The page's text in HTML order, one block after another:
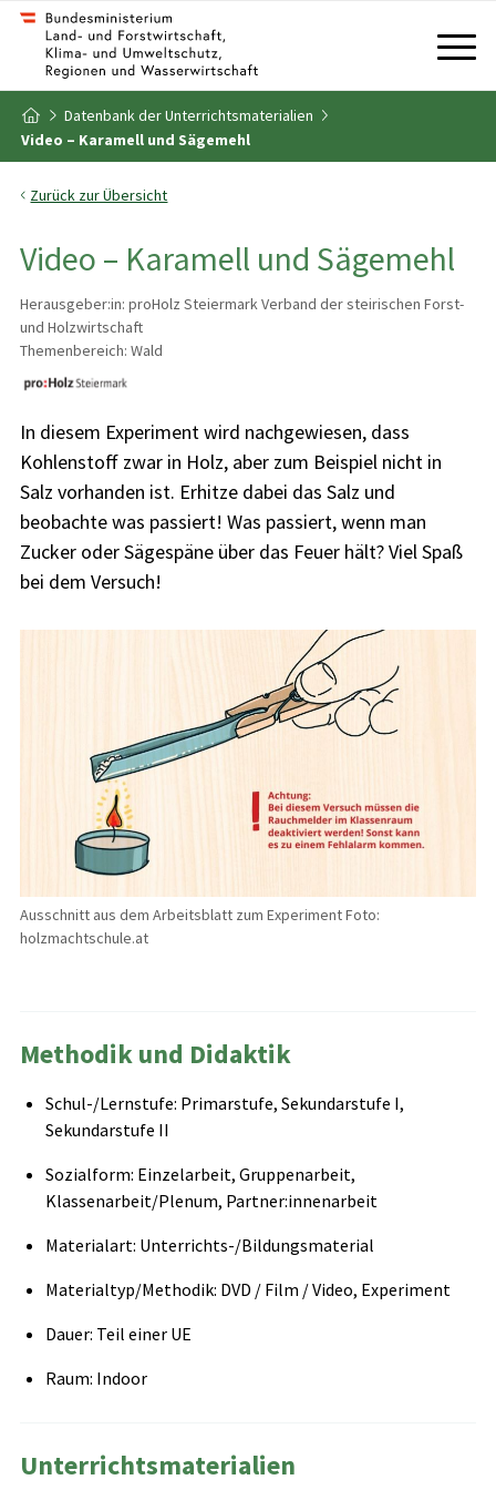
Zum Inhalt
Zum Inhaltsverzeichnis
Zur Startseite
Datenbank der Unterrichtsmaterialien
Video – Karamell und Sägemehl
Zurück zur Übersicht
Video – Karamell und Sägemehl
Herausgeber:in: proHolz Steiermark Verband der steirischen Forst-
und Holzwirtschaft
Themenbereich: Wald
In diesem Experiment wird nachgewiesen, dass
Kohlenstoff zwar in Holz, aber zum Beispiel nicht in
Salz vorhanden ist. Erhitze dabei das Salz und
beobachte was passiert! Was passiert, wenn man
Zucker oder Sägespäne über das Feuer hält? Viel Spaß
bei dem Versuch!
Ausschnitt aus dem Arbeitsblatt zum Experiment Foto:
holzmachtschule.at
Methodik und Didaktik
Schul-/Lernstufe: Primarstufe, Sekundarstufe I,
Sekundarstufe II
Sozialform: Einzelarbeit, Gruppenarbeit,
Klassenarbeit/Plenum, Partner:innenarbeit
Materialart: Unterrichts-/Bildungsmaterial
Materialtyp/Methodik: DVD / Film / Video, Experiment
Dauer: Teil einer UE
Raum: Indoor
Unterrichtsmaterialien